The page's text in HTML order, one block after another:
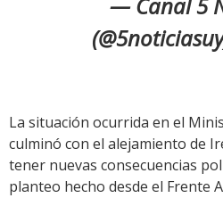
— Canal 5
La situación ocurrida en el
culminó con el alejamiento de
tener nuevas consecuencias
planteo hecho desde el Frente